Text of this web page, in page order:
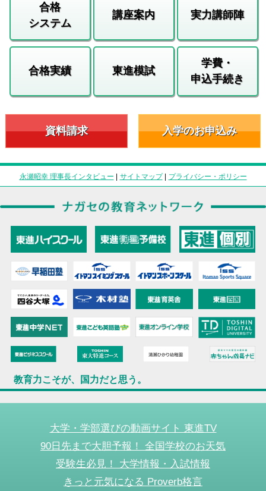
合格
システム
講座案内 実力講師陣
合格実績 東進模試
学費・
申込手続き
資料請求 入学のお申込み
永瀬昭幸 理事長インタビュー | サイトマップ| プライバシー・ポリシー
教育力こそが、国力だと思う。
大学・学部選びの動画サイト 東進TV
90日先まで大胆予報！ 全国学校のお天気
受験生必見！ 大学情報・入試情報
きっと元気になる Proverb格言